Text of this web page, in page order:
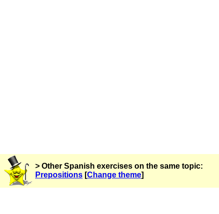
> Other Spanish exercises on the same topic:
Prepositions [Change theme]